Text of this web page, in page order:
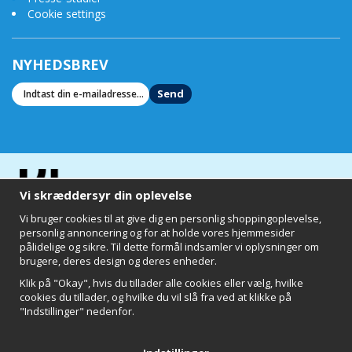
- Vattenfilter-guide
-Vilken vattenrenare skall jag välja?
-Rent vatten och ren miljö
Cookie settings
NYHEDSBREV
Send
Chalmers Teknikpark
412 58 Göteborg
Vi skræddersyr din oplevelse
Vi bruger cookies til at give dig en personlig shoppingoplevelse,
personlig annoncering og for at holde vores hjemmesider
pålidelige og sikre. Til dette formål indsamler vi oplysninger om
brugere, deres design og deres enheder.
Klik på "Okay", hvis du tillader alle cookies eller vælg, hvilke
cookies du tillader, og hvilke du vil slå fra ved at klikke på
"Indstillinger" nedenfor.